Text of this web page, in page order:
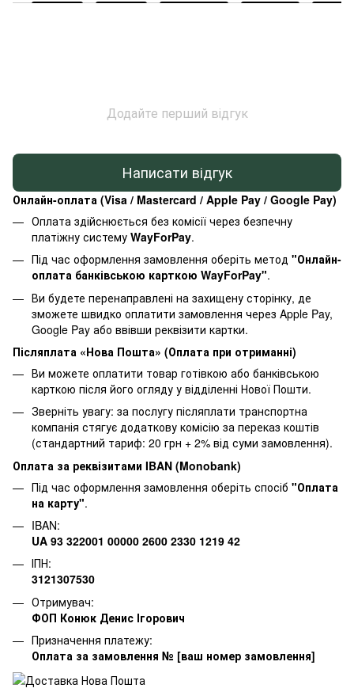
Додайте перший відгук
Написати відгук
Онлайн-оплата (Visa / Mastercard / Apple Pay / Google Pay)
Оплата здійснюється без комісії через безпечну
платіжну систему WayForPay.
Під час оформлення замовлення оберіть метод "Онлайн-
оплата банківською карткою WayForPay".
Ви будете перенаправлені на захищену сторінку, де
зможете швидко оплатити замовлення через Apple Pay,
Google Pay або ввівши реквізити картки.
Післяплата «Нова Пошта» (Оплата при отриманні)
Ви можете оплатити товар готівкою або банківською
карткою після його огляду у відділенні Нової Пошти.
Зверніть увагу: за послугу післяплати транспортна
компанія стягує додаткову комісію за переказ коштів
(стандартний тариф: 20 грн + 2% від суми замовлення).
Оплата за реквізитами IBAN (Monobank)
Під час оформлення замовлення оберіть спосіб "Оплата
на карту".
IBAN:
UA 93 322001 00000 2600 2330 1219 42
ІПН:
3121307530
Отримувач:
ФОП Конюк Денис Ігорович
Призначення платежу:
Оплата за замовлення № [ваш номер замовлення]